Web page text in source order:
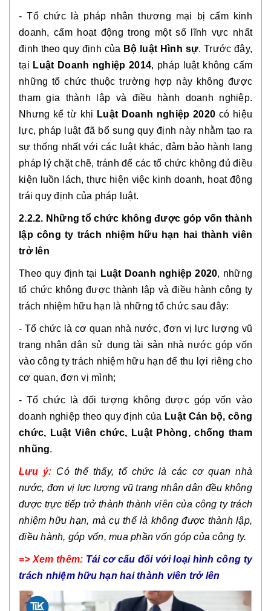
- Tổ chức là pháp nhân thương mại bị cấm kinh
doanh, cấm hoạt động trong một số lĩnh vực nhất
định theo quy định của Bộ luật Hình sự. Trước đây,
tại Luật Doanh nghiệp 2014, pháp luật không cấm
những tổ chức thuộc trường hợp này không được
tham gia thành lập và điều hành doanh nghiệp.
Nhưng kể từ khi Luật Doanh nghiệp 2020 có hiệu
lực, pháp luật đã bổ sung quy định này nhằm tạo ra
sự thống nhất với các luật khác, đảm bảo hành lang
pháp lý chặt chẽ, tránh để các tổ chức không đủ điều
kiện luồn lách, thực hiện việc kinh doanh, hoạt động
trái quy định của pháp luật.
2.2.2. Những tổ chức không được góp vốn thành
lập công ty trách nhiệm hữu hạn hai thành viên
trở lên
Theo quy định tại Luật Doanh nghiệp 2020, những
tổ chức không được thành lập và điều hành công ty
trách nhiệm hữu hạn là những tổ chức sau đây:
- Tổ chức là cơ quan nhà nước, đơn vị lực lượng vũ
trang nhân dân sử dụng tài sản nhà nước góp vốn
vào công ty trách nhiệm hữu hạn để thu lợi riêng cho
cơ quan, đơn vị mình;
- Tổ chức là đối tượng không được góp vốn vào
doanh nghiệp theo quy định của Luật Cán bộ, công
chức, Luật Viên chức, Luật Phòng, chống tham
nhũng.
Lưu ý: Có thể thấy, tổ chức là các cơ quan nhà
nước, đơn vị lực lượng vũ trang nhân dân đều không
được trực tiếp trở thành thành viên của công ty trách
nhiệm hữu hạn, mà cụ thể là không được thành lập,
điều hành, góp vốn, mua phần vốn góp của công ty.
=> Xem thêm: Tái cơ cấu đối với loại hình công ty
trách nhiệm hữu hạn hai thành viên trở lên